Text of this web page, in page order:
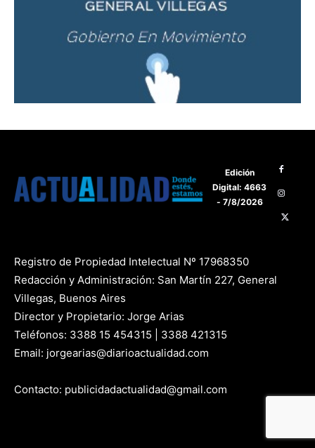
Edición
Digital: 4663
- 7/8/2026
Registro de Propiedad Intelectual Nº 17968350
Redacción y Administración: San Martín 227, General
Villegas, Buenos Aires
Director y Propietario: Jorge Arias
Teléfonos: 3388 15 454315 | 3388 421315
Email: jorgearias@diarioactualidad.com
Contacto: publicidadactualidad@gmail.com